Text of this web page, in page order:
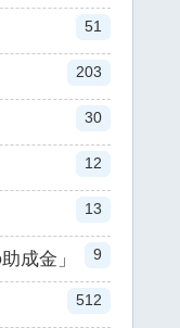
51
203
30
12
13
成金」 9
512